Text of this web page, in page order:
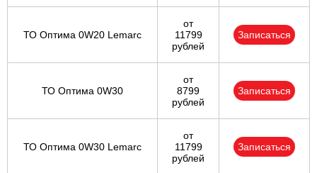
ТО Оптима 0W20 Lemarc
от
11799
рублей
Записаться
ТО Оптима 0W30
от
8799
рублей
Записаться
ТО Оптима 0W30 Lemarc
от
11799
рублей
Записаться